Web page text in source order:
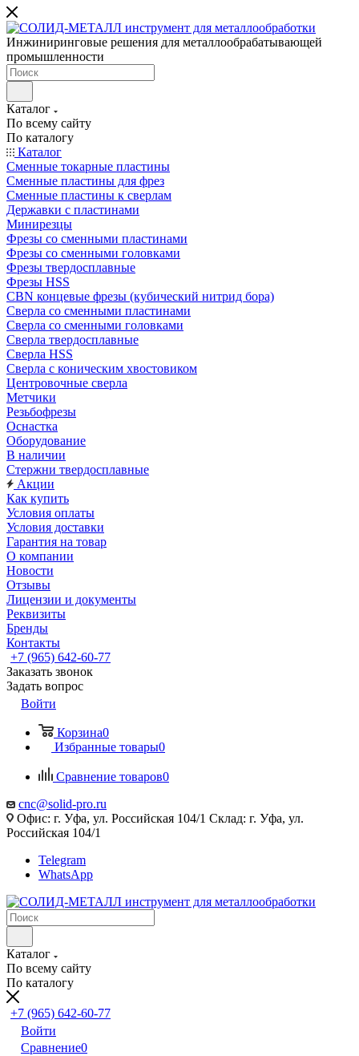
Инжиниринговые решения для металлообрабатывающей
промышленности
Каталог
По всему сайту
По каталогу
Каталог
Сменные токарные пластины
Сменные пластины для фрез
Сменные пластины к сверлам
Державки с пластинами
Минирезцы
Фрезы со сменными пластинами
Фрезы со сменными головками
Фрезы твердосплавные
Фрезы HSS
CBN концевые фрезы (кубический нитрид бора)
Сверла со сменными пластинами
Сверла со сменными головками
Сверла твердосплавные
Сверла HSS
Сверла с коническим хвостовиком
Центровочные сверла
Метчики
Резьбофрезы
Оснастка
Оборудование
В наличии
Стержни твердосплавные
Акции
Как купить
Условия оплаты
Условия доставки
Гарантия на товар
О компании
Новости
Отзывы
Лицензии и документы
Реквизиты
Бренды
Контакты
+7 (965) 642-60-77
Заказать звонок
Задать вопрос
Войти
Корзина0
Избранные товары0
Сравнение товаров0
cnc@solid-pro.ru
Офис: г. Уфа, ул. Российская 104/1 Склад: г. Уфа, ул.
Российская 104/1
Telegram
WhatsApp
Каталог
По всему сайту
По каталогу
+7 (965) 642-60-77
Войти
Сравнение0